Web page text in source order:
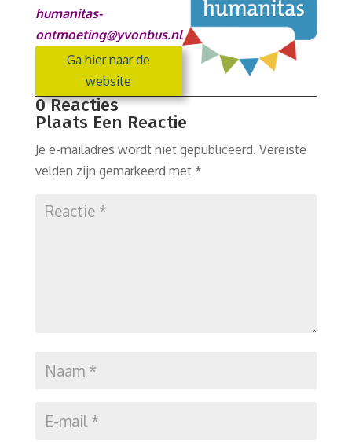
humanitas-
ontmoeting@yvonbus.nl
Ga hier naar de
website
0 Reacties
Plaats Een Reactie
Je e-mailadres wordt niet gepubliceerd. Vereiste
velden zijn gemarkeerd met *